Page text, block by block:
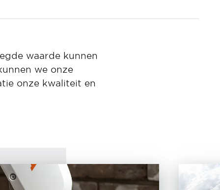
waarde kunnen
we onze
onze kwaliteit en